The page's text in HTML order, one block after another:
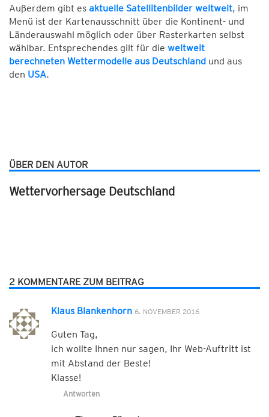
Außerdem gibt es aktuelle Satellitenbilder weltweit, im
Menü ist der Kartenausschnitt über die Kontinent- und
Länderauswahl möglich oder über Rasterkarten selbst
wählbar. Entsprechendes gilt für die weltweit
berechneten Wettermodelle aus Deutschland und aus
den USA.
ÜBER DEN AUTOR
Wettervorhersage Deutschland
2 KOMMENTARE ZUM BEITRAG
Klaus Blankenhorn 6. NOVEMBER 2016
Guten Tag,
ich wollte Ihnen nur sagen, Ihr Web-Auftritt ist
mit Abstand der Beste!
Klasse!
Antworten